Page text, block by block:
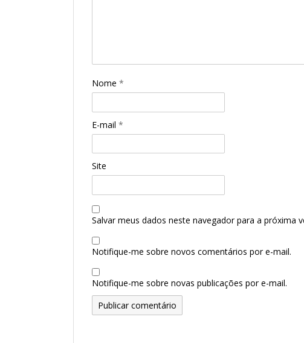
Nome *
E-mail *
Site
Salvar meus dados neste navegador para a próxima
Notifique-me sobre novos comentários por e-mail.
Notifique-me sobre novas publicações por e-mail.